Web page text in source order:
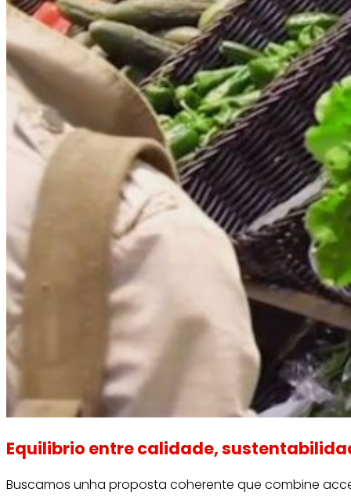
Equilibrio entre calidade,
Buscamos unha proposta coherente que combine